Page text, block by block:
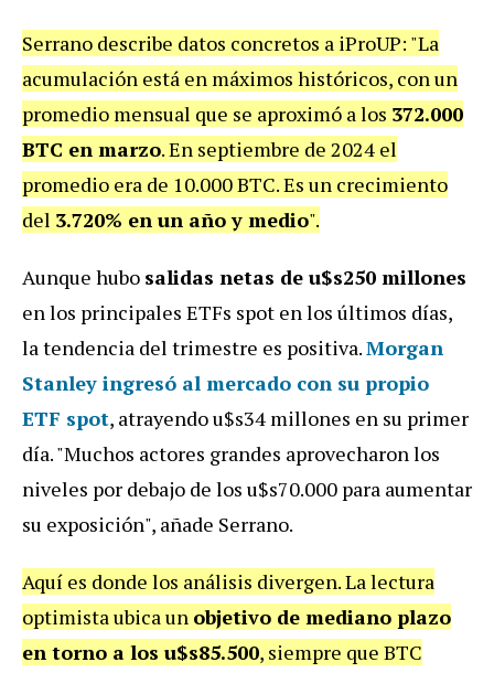
Serrano describe datos concretos a iProUP: "La
acumulación está en máximos históricos, con un
promedio mensual que se aproximó a los 372.000
BTC en marzo. En septiembre de 2024 el
promedio era de 10.000 BTC. Es un crecimiento
del 3.720% en un año y medio".
Aunque hubo salidas netas de u$s250 millones
en los principales ETFs spot en los últimos días,
la tendencia del trimestre es positiva.Morgan
Stanley ingresó al mercado con su propio
ETF spot, atrayendo u$s34 millones en su primer
día. "Muchos actores grandes aprovecharon los
niveles por debajo de los u$s70.000 para aumentar
su exposición", añade Serrano.
Aquí es donde los análisis divergen. La lectura
optimista ubica un objetivo de mediano plazo
en torno a los u$s85.500, siempre que BTC